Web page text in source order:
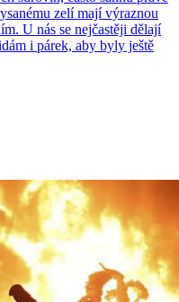
zelí mají výraznou
U nás se nejčastěji dělají
i párek, aby byly ještě